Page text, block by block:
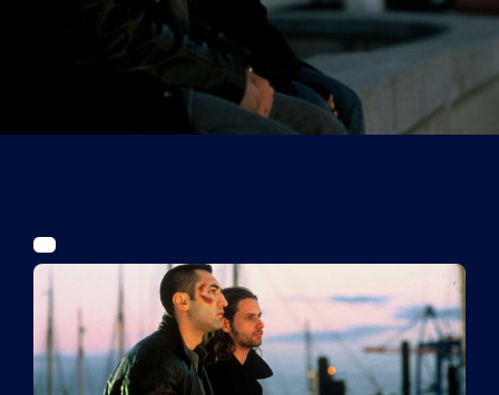
Kurier Romy 2026